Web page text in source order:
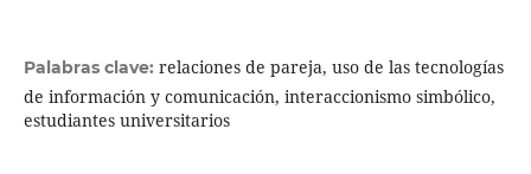
Palabras clave: relaciones de pareja, uso de las tecnologías
de información y comunicación, interaccionismo simbólico,
estudiantes universitarios